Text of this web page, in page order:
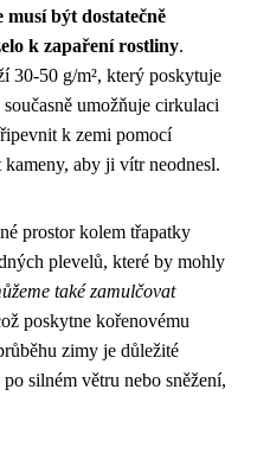
musí být dostatečně
k zapaření rostliny.
30-50 g/m², který poskytuje
umožňuje cirkulaci
k zemi pomocí
aby ji vítr neodnesl.
prostor kolem třapatky
plevelů, které by mohly
také zamulčovat
poskytne kořenovému
zimy je důležité
silném větru nebo sněžení,